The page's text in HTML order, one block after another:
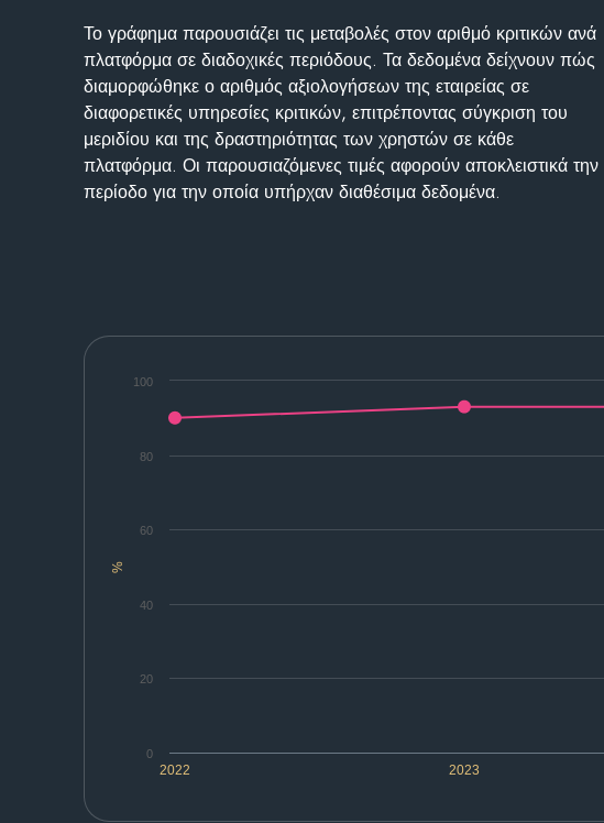
Το γράφημα παρουσιάζει τις μεταβολές στον αριθμό κριτικών ανά
πλατφόρμα σε διαδοχικές περιόδους. Τα δεδομένα δείχνουν πώς
διαμορφώθηκε ο αριθμός αξιολογήσεων της εταιρείας σε
διαφορετικές υπηρεσίες κριτικών, επιτρέποντας σύγκριση του
μεριδίου και της δραστηριότητας των χρηστών σε κάθε
πλατφόρμα. Οι παρουσιαζόμενες τιμές αφορούν αποκλειστικά την
περίοδο για την οποία υπήρχαν διαθέσιμα δεδομένα.
%
2022 2023
0
20
40
60
80
100